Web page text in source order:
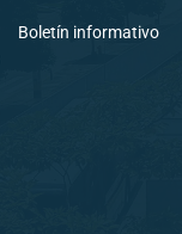
Boletín informativo